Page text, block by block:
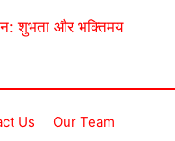
शुभता और भक्तिमय
Us Our Team